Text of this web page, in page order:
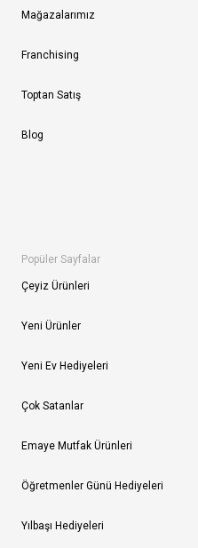
Mağazalarımız
Franchising
Toptan Satış
Blog
Popüler Sayfalar
Çeyiz Ürünleri
Yeni Ürünler
Yeni Ev Hediyeleri
Çok Satanlar
Emaye Mutfak Ürünleri
Öğretmenler Günü Hediyeleri
Yılbaşı Hediyeleri